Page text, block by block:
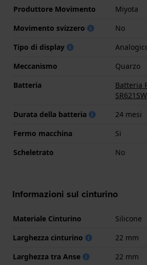
Produttore Movimento
Miyota
Movimento svizzero
No
Tipo di display
Meccanismo
Quarzo
Batteria
Batteria
SR621SW
Durata della batteria
24 mesi
Fermo macchina
Si
Scheletrato
No
Informazioni sul cinturino
Materiale Cinturino
Silicone
Larghezza cinturino
22 mm
Larghezza tra Anse
22 mm